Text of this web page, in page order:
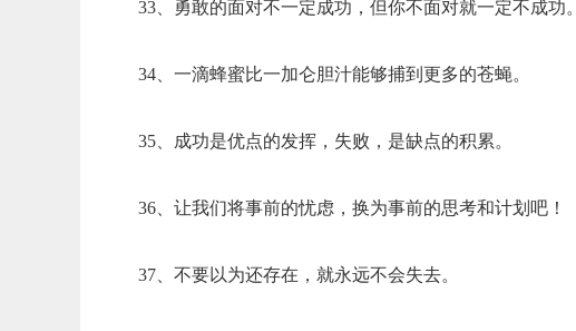
33、勇敢的面对不一定成功，但你不面对就一定不成功。
34、一滴蜂蜜比一加仑胆汁能够捕到更多的苍蝇。
35、成功是优点的发挥，失败，是缺点的积累。
36、让我们将事前的忧虑，换为事前的思考和计划吧！
37、不要以为还存在，就永远不会失去。